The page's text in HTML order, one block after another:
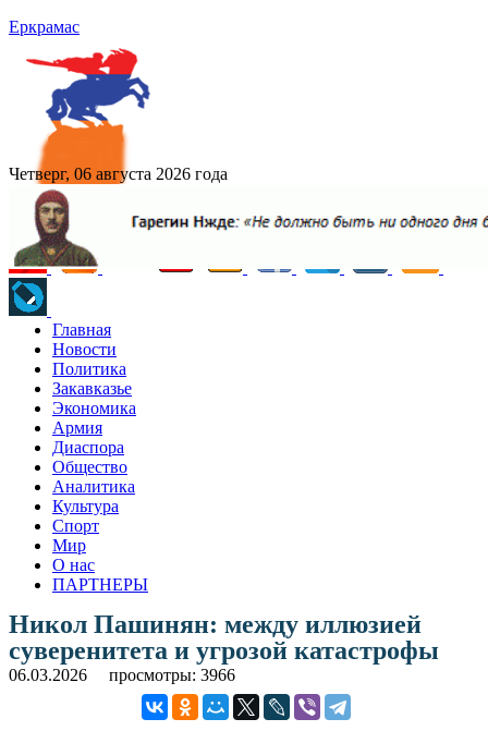
Еркрамас
Четверг, 06 августа 2026 года
Главная
Новости
Политика
Закавказье
Экономика
Армия
Диаспора
Общество
Аналитика
Культура
Спорт
Мир
О нас
ПАРТНЕРЫ
Никол Пашинян: между иллюзией
суверенитета и угрозой катастрофы
06.03.2026 просмотры: 3966